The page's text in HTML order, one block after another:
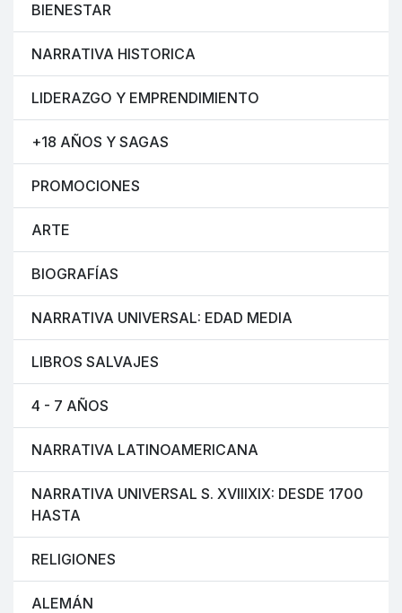
BIENESTAR
NARRATIVA HISTORICA
LIDERAZGO Y EMPRENDIMIENTO
+18 AÑOS Y SAGAS
PROMOCIONES
ARTE
BIOGRAFÍAS
NARRATIVA UNIVERSAL: EDAD MEDIA
LIBROS SALVAJES
4 - 7 AÑOS
NARRATIVA LATINOAMERICANA
NARRATIVA UNIVERSAL S. XVIIIXIX: DESDE 1700
HASTA
RELIGIONES
ALEMÁN